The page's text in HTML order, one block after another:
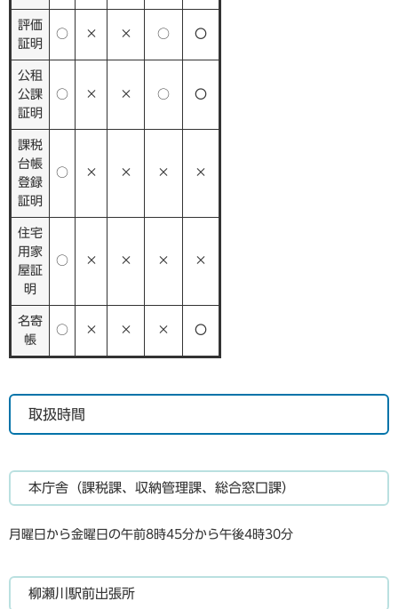
評価
証明
○ × × ○ 〇
公租
公課
証明
○ × × ○ 〇
課税
台帳
登録
証明
○ × × × ×
住宅
用家
屋証
明
○ × × × ×
名寄
帳
○ × × × 〇
取扱時間
本庁舎（課税課、収納管理課、総合窓口課）
月曜日から金曜日の午前8時45分から午後4時30分
柳瀬川駅前出張所